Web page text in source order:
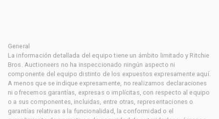
General
La información detallada del equipo tiene un ámbito limitado y Ritchie
Bros. Auctioneers no ha inspeccionado ningún aspecto ni
componente del equipo distinto de los expuestos expresamente aquí.
A menos que se indique expresamente, no realizamos declaraciones
ni ofrecemos garantías, expresas o implícitas, con respecto al equipo
o a sus componentes, incluidas, entre otras, representaciones o
garantías relativas a la funcionalidad, la conformidad o el